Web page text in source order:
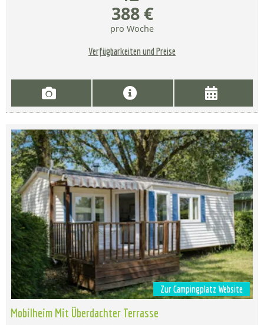
388 €
pro Woche
Verfügbarkeiten und Preise
Zur Campingplatz Website
Mobilheim Mit Überdachter Terrasse